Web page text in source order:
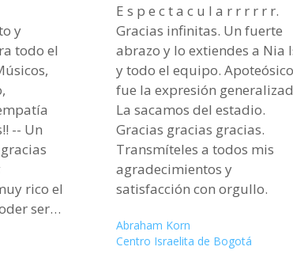
y
todo el
rico el
ser
E s p e c t a c u l a r r r r r r.
Gracias infinitas. Un fuerte
abrazo y lo extiendes a Nia
y todo el equipo. Apoteósico
fue la expresión
La sacamos del estadio.
Gracias gracias gracias.
Transmíteles a todos mis
agradecimientos y
satisfacción con orgullo.
Abraham Korn
Centro Israelita de Bogotá